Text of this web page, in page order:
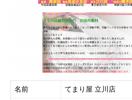
t
e
r
n
a
l
名前 てまり屋 立川店